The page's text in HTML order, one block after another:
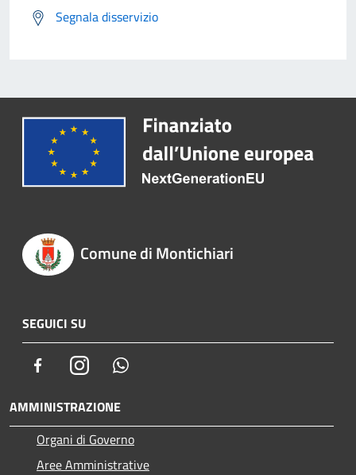
Segnala disservizio
Comune di Montichiari
SEGUICI SU
FacebookInstagram
AMMINISTRAZIONE
Organi di Governo
Aree Amministrative